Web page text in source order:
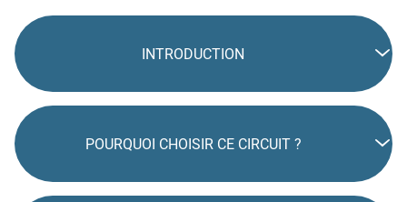
INTRODUCTION
POURQUOI CHOISIR CE CIRCUIT ?